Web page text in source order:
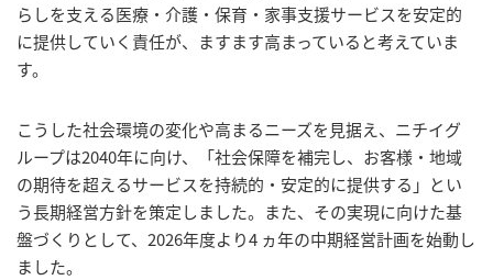
らしを支える医療・介護・保育・家事支援サービスを安定的
に提供していく責任が、ますます高まっていると考えていま
す。
こうした社会環境の変化や高まるニーズを見据え、ニチイグ
ループは2040年に向け、「社会保障を補完し、お客様・地域
の期待を超えるサービスを持続的・安定的に提供する」とい
う長期経営方針を策定しました。また、その実現に向けた基
盤づくりとして、2026年度より4 ヵ年の中期経営計画を始動し
ました。